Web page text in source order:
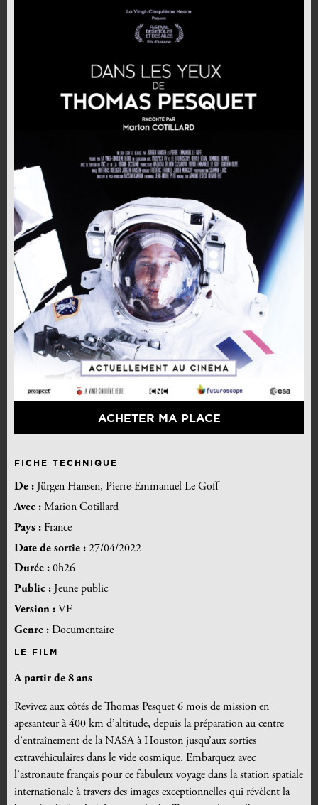
ACHETER MA PLACE
FICHE TECHNIQUE
De : Jürgen Hansen, Pierre-Emmanuel Le Goff
Avec : Marion Cotillard
Pays : France
Date de sortie : 27/04/2022
Durée : 0h26
Public : Jeune public
Version : VF
Genre : Documentaire
LE FILM
A partir de 8 ans
Revivez aux côtés de Thomas Pesquet 6 mois de mission en
apesanteur à 400 km d’altitude, depuis la préparation au centre
d’entraînement de la NASA à Houston jusqu’aux sorties
extravéhiculaires dans le vide cosmique. Embarquez avec
l’astronaute français pour ce fabuleux voyage dans la station spatiale
internationale à travers des images exceptionnelles qui révèlent la